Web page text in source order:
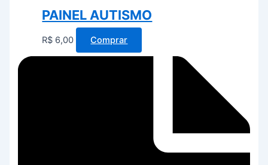
PAINEL AUTISMO
R$ 6,00 Comprar